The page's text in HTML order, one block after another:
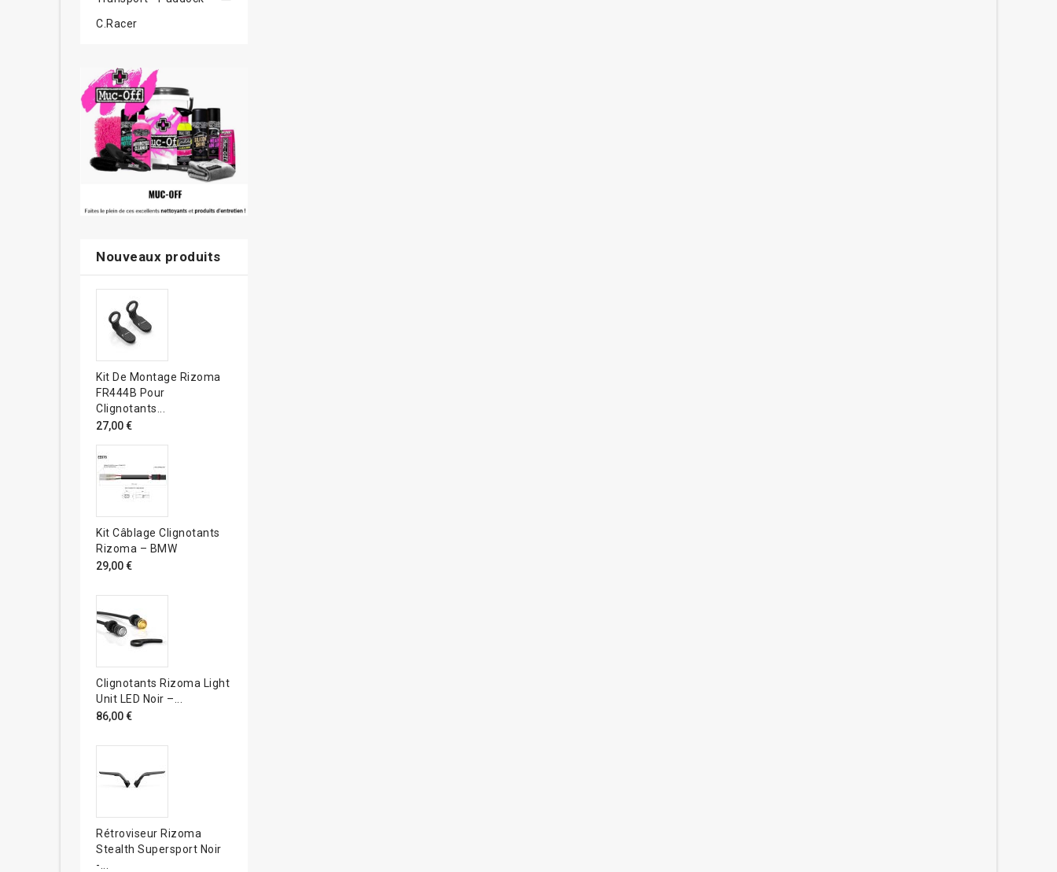
C.Racer
Nouveaux produits
Kit De Montage Rizoma
FR444B Pour
Clignotants...
27,00 €
Kit Câblage Clignotants
Rizoma – BMW
29,00 €
Clignotants Rizoma Light
Unit LED Noir –...
86,00 €
Rétroviseur Rizoma
Stealth Supersport Noir
-...